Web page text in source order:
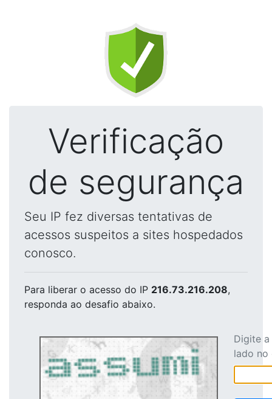
Verificação
de segurança
Seu IP fez diversas tentativas de
acessos suspeitos a sites hospedados
conosco.
Para liberar o acesso do IP 216.73.216.208,
responda ao desafio abaixo.
Digite
lado no